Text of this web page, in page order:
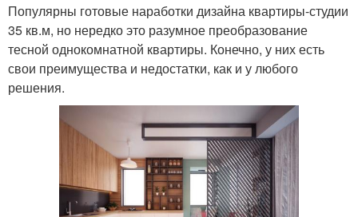
Популярны готовые наработки дизайна квартиры-студии
35 кв.м, но нередко это разумное преобразование
тесной однокомнатной квартиры. Конечно, у них есть
свои преимущества и недостатки, как и у любого
решения.